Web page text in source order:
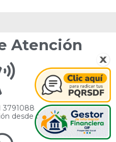
Atención
3791088
desde celular